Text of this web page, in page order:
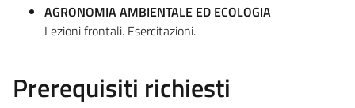
AGRONOMIA AMBIENTALE ED ECOLOGIA
Lezioni frontali. Esercitazioni.
Prerequisiti richiesti